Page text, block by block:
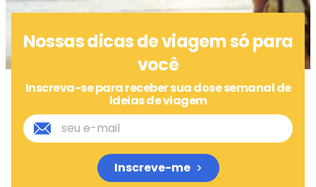
Nossas dicas de viagem só para
você
Inscreva-se para receber sua dose semanal de
ideias de viagem
Inscreve-me